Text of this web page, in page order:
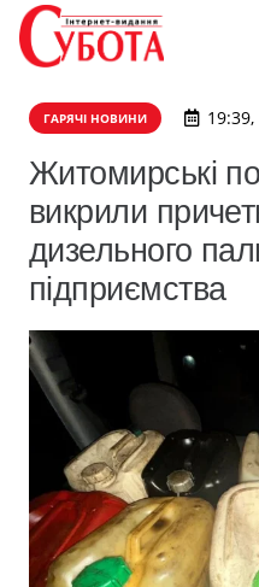
ГАРЯЧІ НОВИНИ
Житомирські
викрили
дизельного
підприємства